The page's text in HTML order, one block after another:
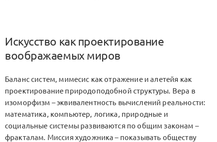
Искусство как проектирование
воображаемых миров
Баланс систем, мимесис как отражение и алетейя как
проектирование природоподобной структуры. Вера в
изоморфизм – эквивалентность вычислений реальности:
математика, компьютер, логика, природные и
социальные системы развиваются по общим законам –
фракталам. Миссия художника – показывать обществу